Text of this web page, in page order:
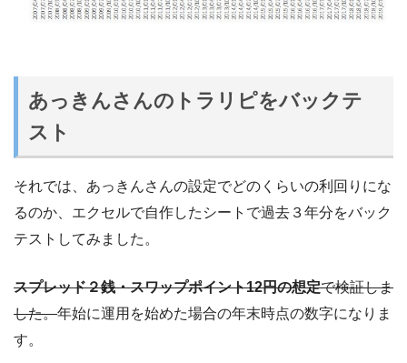
あっきんさんのトラリピをバックテ
スト
それでは、あっきんさんの設定でどのくらいの利回りにな
るのか、エクセルで自作したシートで過去３年分をバック
テストしてみました。
スプレッド２銭・スワップポイント12円の想定で検証しま
した。年始に運用を始めた場合の年末時点の数字になりま
す。